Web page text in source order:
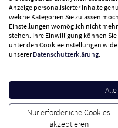
Zahlungsarten
Wir versenden mit
Service Hotline
Besuchen Sie uns
Anzeige personalisierter Inhalte
welche Kategorien Sie zulassen
Einstellungen womöglich nicht
stehen. Ihre Einwilligung können
unter den Cookieeinstellungen
unsererDatenschutzerklärung.
Nur erforderliche Cookies
akzeptieren